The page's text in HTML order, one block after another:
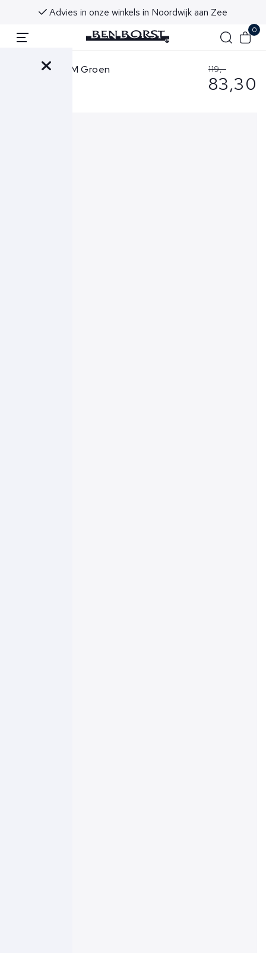
Advies in onze winkels in Noordwijk aan Zee
0
Wahts Polo LM Groen 119,-
83,30